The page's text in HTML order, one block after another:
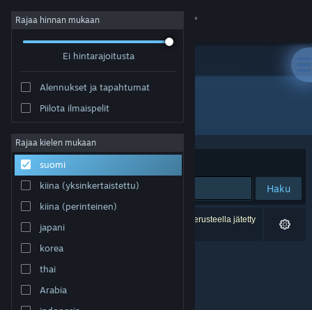
Kirjaudu sisään
Tietoa
Tuki
Vaihda kieli
Hanki Steam-mobiilisovellus
Näytä työpöytäsivusto
Rajaa hinnan mukaan
Ei hintarajoitusta
Alennukset ja tapahtumat
Piilota ilmaispelit
Rajaa kielen mukaan
suomi
kiina (yksinkertaistettu)
kiina (perinteinen)
japani
korea
thai
Arabia
Julkaisija: OneShark
Järjestelyperuste
Haku
0 tulosta vastaa hakuasi. 3 peliä on asetustesi perusteella jätetty
pois.